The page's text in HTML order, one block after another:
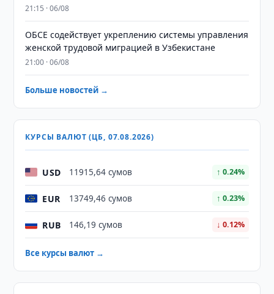
21:15 · 06/08
ОБСЕ содействует укреплению системы управления
женской трудовой миграцией в Узбекистане
21:00 · 06/08
Больше новостей →
КУРСЫ ВАЛЮТ (ЦБ, 07.08.2026)
USD 11915,64 сумов ↑ 0.24%
EUR 13749,46 сумов ↑ 0.23%
RUB 146,19 сумов ↓ 0.12%
Все курсы валют →